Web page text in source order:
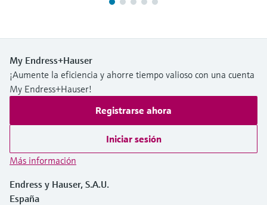
My Endress+Hauser
¡Aumente la eficiencia y ahorre tiempo valioso con una cuenta
My Endress+Hauser!
Registrarse ahora
Iniciar sesión
Más información
Endress y Hauser, S.A.U.
España